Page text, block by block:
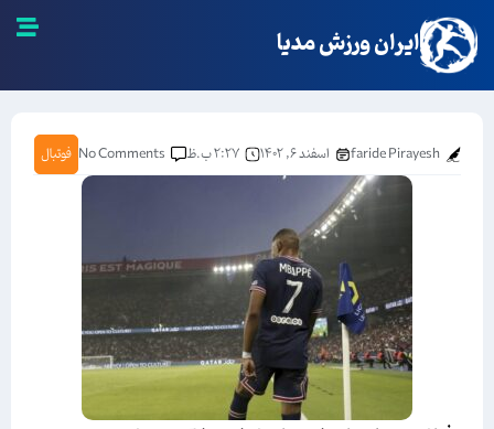
ایران ورزش مدیا
faride Pirayesh اسفند ۶, ۱۴۰۲ ۲:۲۷ ب.ظ No Comments فوتبال